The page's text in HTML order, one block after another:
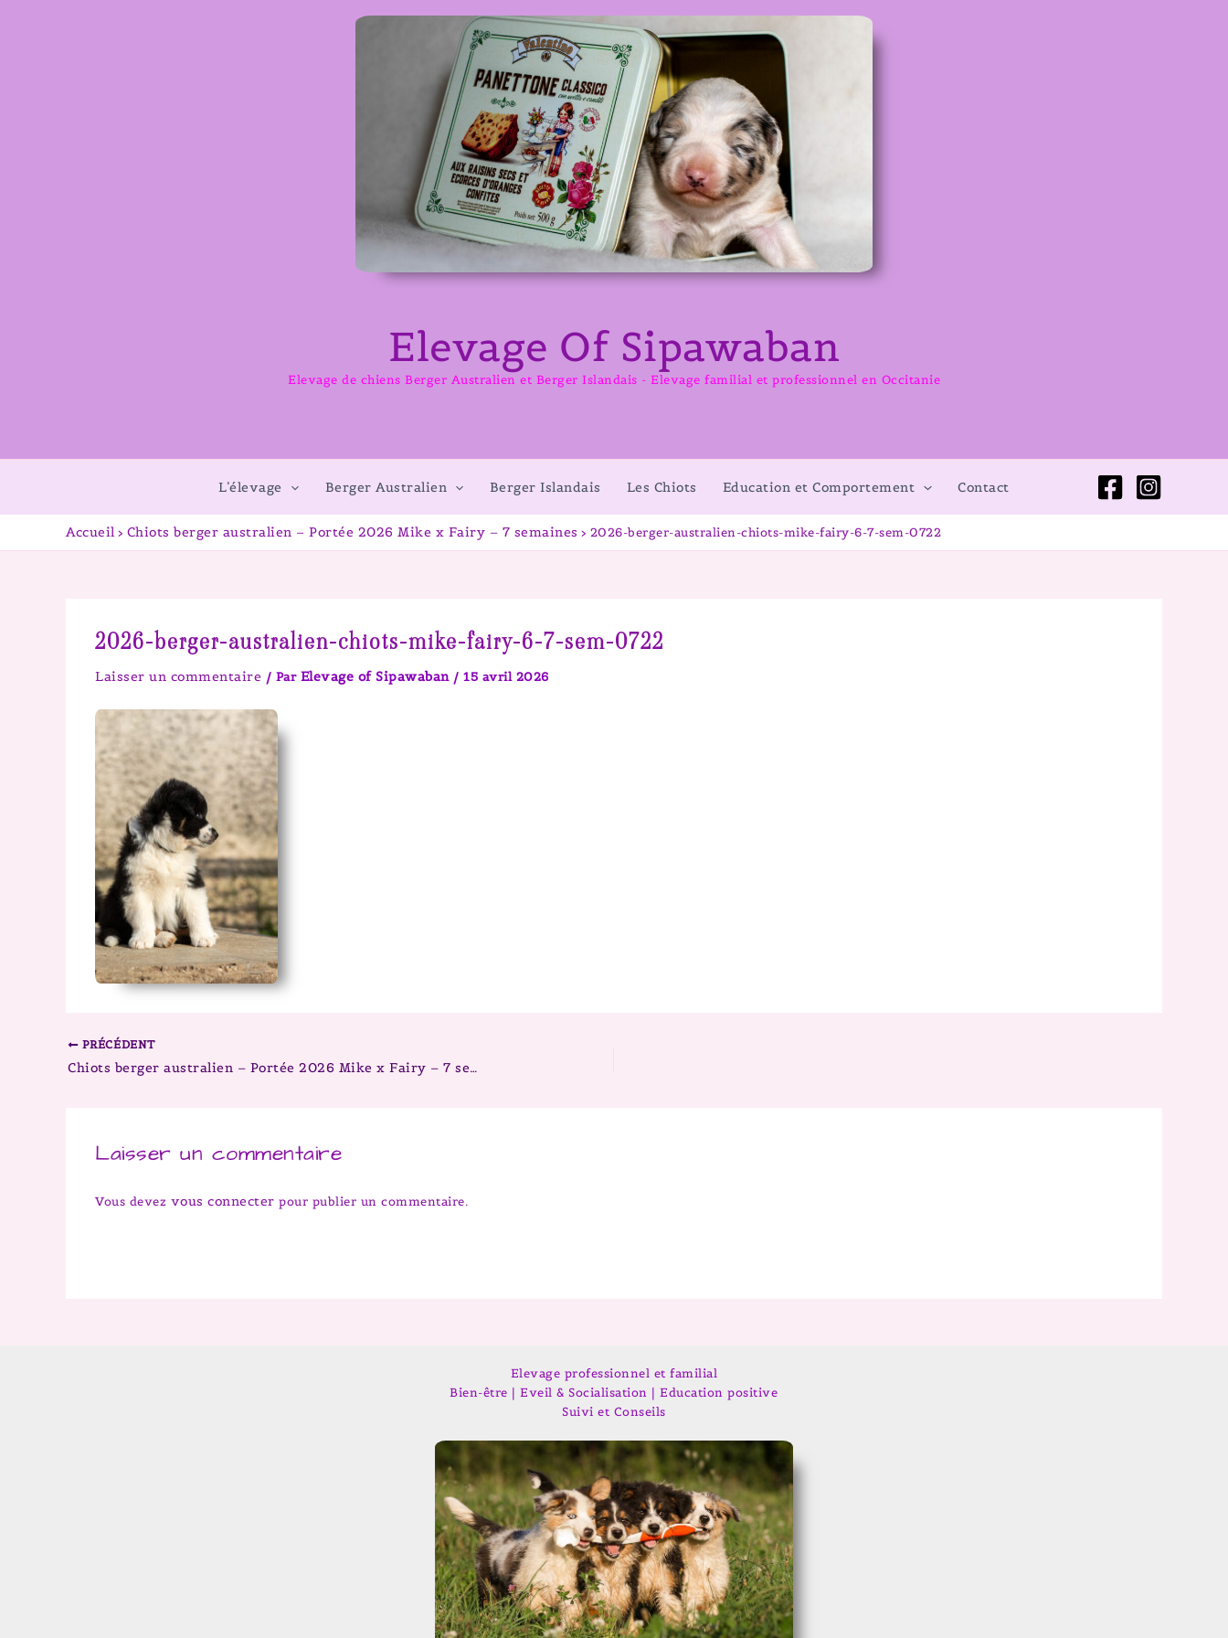
Elevage Of Sipawaban
Elevage de chiens Berger Australien et Berger Islandais - Elevage familial et professionnel en Occitanie
L’élevage Berger Australien Berger Islandais Les Chiots Education et Comportement Contact
Accueil Chiots berger australien – Portée 2026 Mike x Fairy – 7 semaines 2026-berger-australien-chiots-mike-fairy-6-7-sem-0722
2026-berger-australien-chiots-mike-fairy-6-7-sem-0722
Laisser un commentaire / Par Elevage of Sipawaban / 15 avril 2026
PRÉCÉDENT
Chiots berger australien – Portée 2026 Mike x Fairy – 7 semaines
Laisser un commentaire
Vous devez vous connecter pour publier un commentaire.
Elevage professionnel et familial
Bien-être | Eveil & Socialisation | Education positive
Suivi et Conseils